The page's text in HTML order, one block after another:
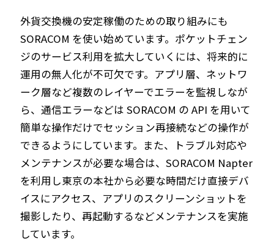
外貨交換機の安定稼働のための取り組みにも
SORACOM を使い始めています。ポケットチェン
ジのサービス利用を拡大していくには、将来的に
運用の無人化が不可欠です。アプリ層、ネットワ
ーク層など複数のレイヤーでエラーを監視しなが
ら、通信エラーなどは SORACOM の API を用いて
簡単な操作だけでセッション再接続などの操作が
できるようにしています。また、トラブル対応や
メンテナンスが必要な場合は、SORACOM Napter
を利用し東京の本社から必要な時間だけ直接デバ
イスにアクセス、アプリのスクリーンショットを
撮影したり、再起動するなどメンテナンスを実施
しています。